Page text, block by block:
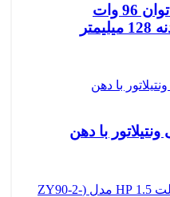
موتور DC 24 ولت توان 96 وات
با دهن